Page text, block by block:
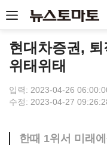
현대차증권,
위태위태
입력: 2023-04-26
수정: 2023-04-27
한때 1위서 미래